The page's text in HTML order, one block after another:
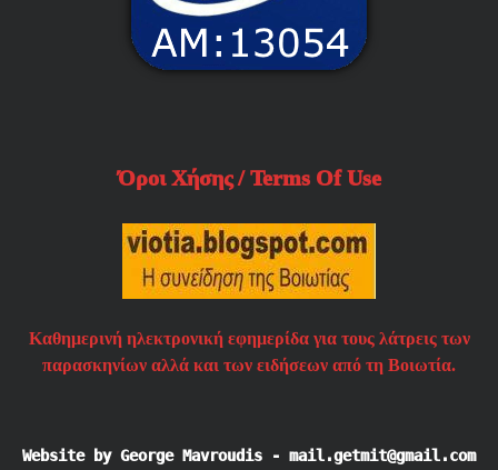
Όροι Χήσης / Terms Of Use
Καθημερινή ηλεκτρονική εφημερίδα για τους λάτρεις των
παρασκηνίων αλλά και των ειδήσεων από τη Βοιωτία.
Website by George Mavroudis - mail.getmit@gmail.com